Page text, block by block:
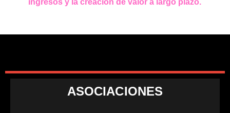
ASOCIACIONES